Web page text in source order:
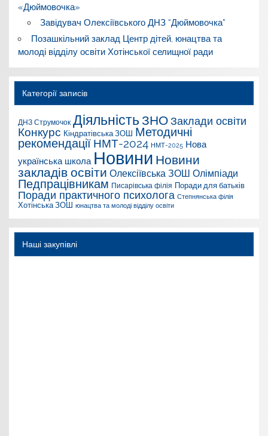
«Дюймовочка»
Завідувач Олексіївського ДНЗ “Дюймовочка”
Позашкільний заклад Центр дітей, юнацтва та
молоді відділу освіти Хотінської селищної ради
Категорії записів
ДНЗ Струмочок Діяльність ЗНО Заклади освіти
Конкурс Кіндратівська ЗОШ Методичні
рекомендації НМТ-2024 НМТ-2025 Нова
українська школа Новини Новини
закладів освіти Олексіївська ЗОШ Олімпіади
Педпрацівникам Писарівська філія Поради для батьків
Поради практичного психолога Степнянська філія
Хотінська ЗОШ юнацтва та молоді відділу освіти
Наші закупівлі